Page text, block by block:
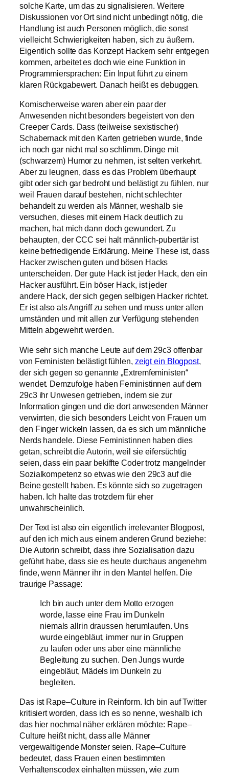
solche Karte, um das zu signalisieren. Weitere
Diskussionen vor Ort sind nicht unbedingt nötig, die
Handlung ist auch Personen möglich, die sonst
vielleicht Schwierigkeiten haben, sich zu äußern.
Eigentlich sollte das Konzept Hackern sehr entgegen
kommen, arbeitet es doch wie eine Funktion in
Programmiersprachen: Ein Inputführt zu einem
klaren Rückgabewert. Danach heißt es debuggen.
Komischerweise waren aber ein paar der
Anwesenden nicht besonders begeistert von den
Creeper Cards. Dass (teilweise sexistischer)
Schabernack mit den Karten getrieben wurde, finde
ich noch gar nicht mal so schlimm. Dinge mit
(schwarzem) Humor zu nehmen, ist selten verkehrt.
Aber zu leugnen, dass es das Problem überhaupt
gibt oder sich gar bedroht und belästigt zu fühlen, nur
weil Frauen darauf bestehen, nicht schlechter
behandelt zu werden als Männer, weshalb sie
versuchen, dieses mit einem Hackdeutlich zu
machen, hat mich dann dochgewundert. Zu
behaupten, der CCC sei halt männlich-pubertär ist
keine befriedigende Erklärung. Meine These ist, dass
Hacker zwischen guten und bösen Hacks
unterscheiden. Der gute Hack ist jeder Hack, den ein
Hacker ausführt. Ein böser Hack, ist jeder
andere Hack, der sich gegen selbigen Hacker richtet.
Er ist also als Angriff zu sehen und muss unter allen
umständen und mit allen zur Verfügung stehenden
Mitteln abgewehrt werden.
Wie sehr sich manche Leute auf dem 29c3 offenbar
von Feministen belästigt fühlen, zeigt ein Blogpost,
der sich gegen so genannte „Extremfeministen“
wendet. Demzufolge haben Feministinnen auf dem
29c3 ihr Unwesen getrieben, indem sie zur
Information gingen und die dort anwesenden Männer
verwirrten, die sich besonders Leicht von Frauen um
den Finger wickeln lassen, da es sich um männliche
Nerdshandele. Diese Feministinnen haben dies
getan, schreibt die Autorin, weil sie eifersüchtig
seien, dass ein paar bekiffte Codertrotz mangelnder
Sozialkompetenz so etwas wie den 29c3 auf die
Beine gestellt haben. Es könnte sich so zugetragen
haben. Ich halte das trotzdem für eher
unwahrscheinlich.
Der Text ist also ein eigentlich irrelevanter Blogpost,
auf den ich mich aus einem anderen Grund beziehe:
Die Autorin schreibt, dass ihre Sozialisation dazu
geführt habe, dass sie es heute durchaus angenehm
finde, wenn Männer ihr in den Mantel helfen. Die
traurige Passage:
Ich bin auch unter dem Motto erzogen
worde, lasse eine Frau im Dunkeln
niemalsallrin draussen herumlaufen. Uns
wurde eingebläut, immer nur in Gruppen
zu laufen oder uns aber eine männliche
Begleitung zu suchen. DenJungswurde
eingebläut, Mädels im Dunkeln zu
begleiten.
Das ist Rape–Culture in Reinform. Ich bin aufTwitter
kritisiert worden, dass ich es so nenne, weshalb ich
das hier nochmal näher erklären möchte: Rape–
Culture heißt nicht, dass alle Männer
vergewaltigende Monster seien. Rape–Culture
bedeutet, dass Frauen einen bestimmten
Verhaltenscodex einhalten müssen, wie zum